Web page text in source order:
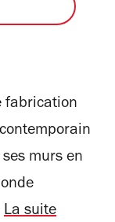
fabrication
murs en
La suite